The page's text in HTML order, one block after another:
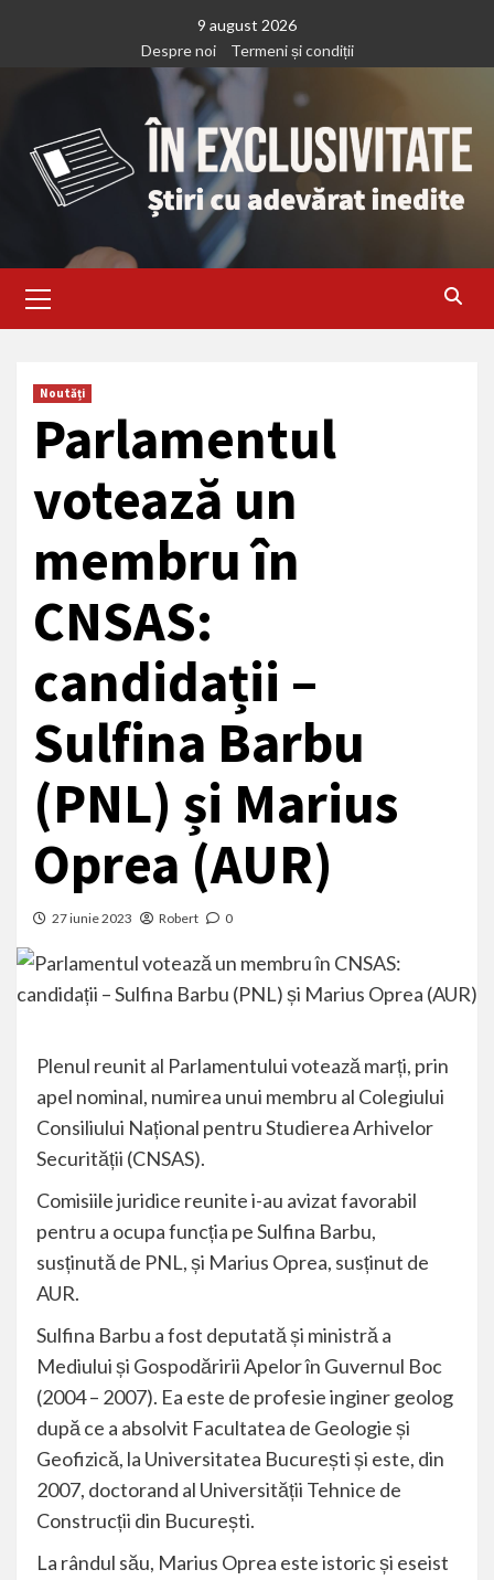
9 august 2026
Despre noi
Termeni și condiții
Menu
Noutăți
Parlamentul
votează un
membru în
CNSAS:
candidații –
Sulfina Barbu
(PNL) și Marius
Oprea (AUR)
27 iunie 2023 Robert 0
Plenul reunit al Parlamentului votează marți, prin
apel nominal, numirea unui membru al Colegiului
Consiliului Național pentru Studierea Arhivelor
Securității (CNSAS).
Comisiile juridice reunite i-au avizat favorabil
pentru a ocupa funcția pe Sulfina Barbu,
susținută de PNL, și Marius Oprea, susținut de
AUR.
Sulfina Barbu a fost deputată și ministră a
Mediului și Gospodăririi Apelor în Guvernul Boc
(2004 – 2007). Ea este de profesie inginer geolog
după ce a absolvit Facultatea de Geologie și
Geofizică, la Universitatea București și este, din
2007, doctorand al Universității Tehnice de
Construcții din București.
La rândul său, Marius Oprea este istoric și eseist